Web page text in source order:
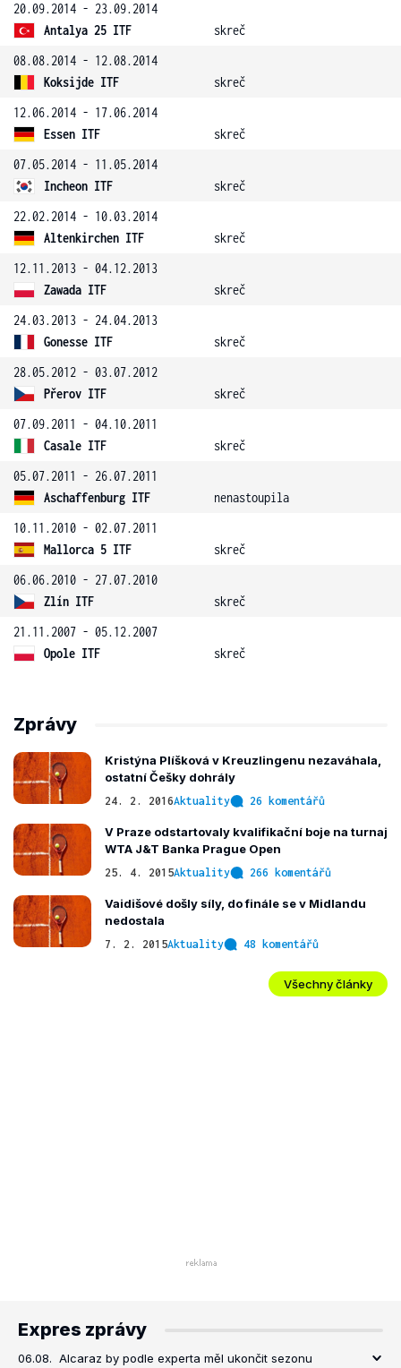
20.09.2014 - 23.09.2014
Antalya 25 ITF
skreč
08.08.2014 - 12.08.2014
Koksijde ITF
skreč
12.06.2014 - 17.06.2014
Essen ITF
skreč
07.05.2014 - 11.05.2014
Incheon ITF
skreč
22.02.2014 - 10.03.2014
Altenkirchen ITF
skreč
12.11.2013 - 04.12.2013
Zawada ITF
skreč
24.03.2013 - 24.04.2013
Gonesse ITF
skreč
28.05.2012 - 03.07.2012
Přerov ITF
skreč
07.09.2011 - 04.10.2011
Casale ITF
skreč
05.07.2011 - 26.07.2011
Aschaffenburg ITF
nenastoupila
10.11.2010 - 02.07.2011
Mallorca 5 ITF
skreč
06.06.2010 - 27.07.2010
Zlín ITF
skreč
21.11.2007 - 05.12.2007
Opole ITF
skreč
Zprávy
Kristýna Plíšková v Kreuzlingenu nezaváhala,
ostatní Češky dohrály
24. 2. 2016Aktuality 26 komentářů
V Praze odstartovaly kvalifikační boje na turnaj
WTA J&T Banka Prague Open
25. 4. 2015Aktuality 266 komentářů
Vaidišové došly síly, do finále se v Midlandu
nedostala
7. 2. 2015Aktuality 48 komentářů
Všechny články
Expres zprávy
06.08. Alcaraz by podle experta měl ukončit sezonu